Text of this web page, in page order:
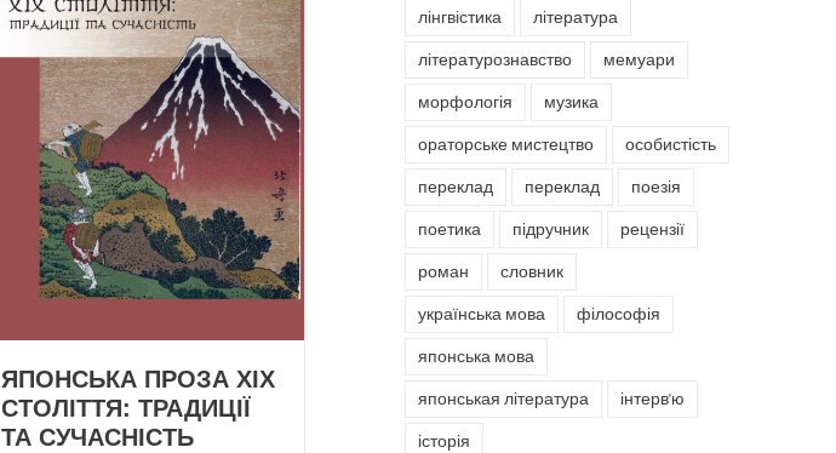
ЯПОНСЬКА ПРОЗА XIX
СТОЛІТТЯ: ТРАДИЦІЇ
ТА СУЧАСНІСТЬ
лінгвістика література
літературознавство мемуари
морфологія музика
ораторське мистецтво особистість
переклад переклад поезія
поетика підручник рецензії
роман словник
українська мова філософія
японська мова
японськая література інтерв'ю
історія